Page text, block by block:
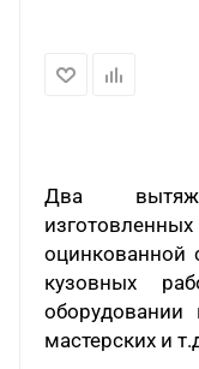
Два
оцинкованной
кузовных
оборудовании
мастерских и